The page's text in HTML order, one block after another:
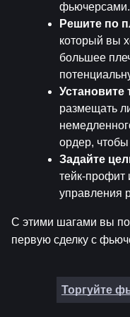
фьючерсами.
Решите по
который вы
большее
Установите
размещать
ордер,
Задайте
тейк-профит
управления
С этими шагами вы
первую сделку с
Торгуйте